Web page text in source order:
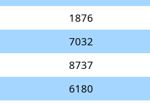
1876
7032
8737
6180